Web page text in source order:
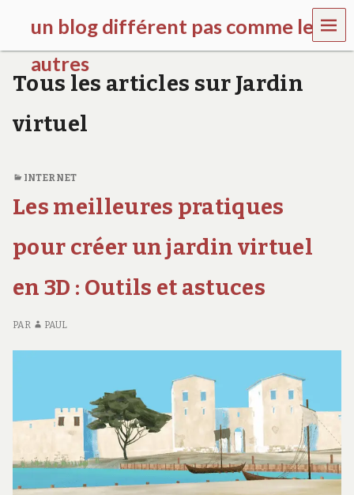
un blog différent pas comme les
autres
f
c
i
l
d
r
n
r
MEN
U
Tous les articles sur Jardin
virtuel
INTERNET
Les meilleures pratiques
pour créer un jardin virtuel
en 3D : Outils et astuces
PAR PAUL